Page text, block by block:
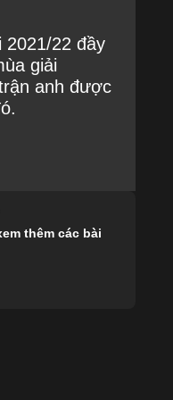
2021/22 đầy
giải
anh được
thêm các bài